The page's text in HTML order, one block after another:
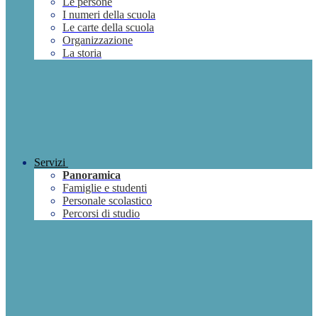
I numeri della scuola
Le carte della scuola
Organizzazione
La storia
Servizi
Panoramica
Famiglie e studenti
Personale scolastico
Percorsi di studio